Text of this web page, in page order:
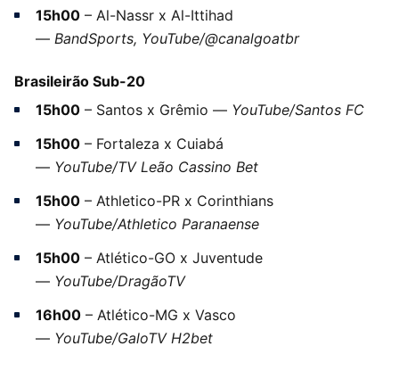
15h00 – Al-Nassr x Al-Ittihad
— BandSports, YouTube/@canalgoatbr
Brasileirão Sub-20
15h00 – Santos x Grêmio — YouTube/Santos FC
15h00 – Fortaleza x Cuiabá
— YouTube/TV Leão Cassino Bet
15h00 – Athletico-PR x Corinthians
— YouTube/Athletico Paranaense
15h00 – Atlético-GO x Juventude
— YouTube/DragãoTV
16h00 – Atlético-MG x Vasco
— YouTube/GaloTV H2bet